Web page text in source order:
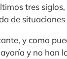
tres
de
y como
y no han